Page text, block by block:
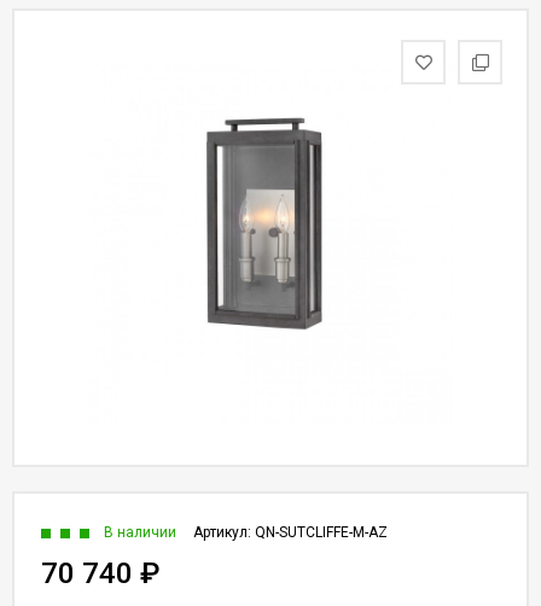
Артикул: QN-SUTCLIFFE-M-AZ
В наличии
70 740 ₽